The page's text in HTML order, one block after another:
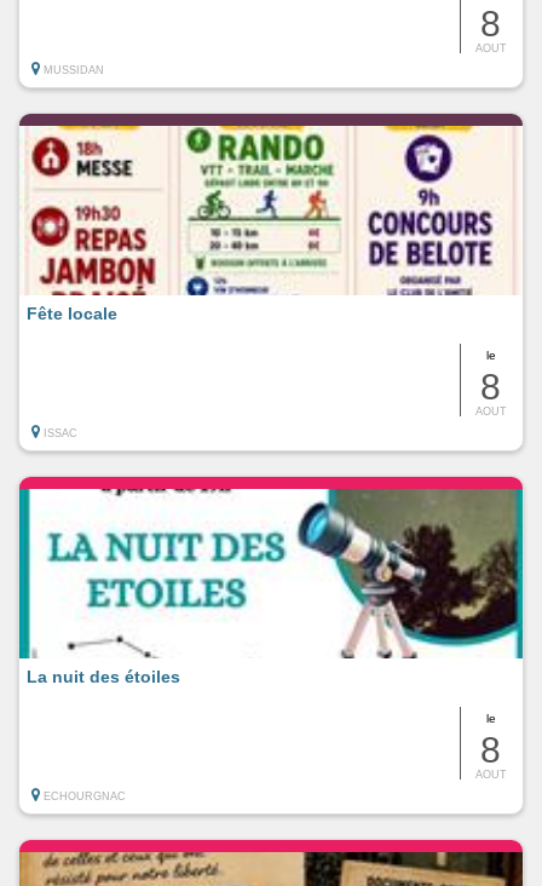
8
AOUT
MUSSIDAN
le
8
AOUT
Fête locale
ISSAC
le
8
AOUT
La nuit des étoiles
ECHOURGNAC